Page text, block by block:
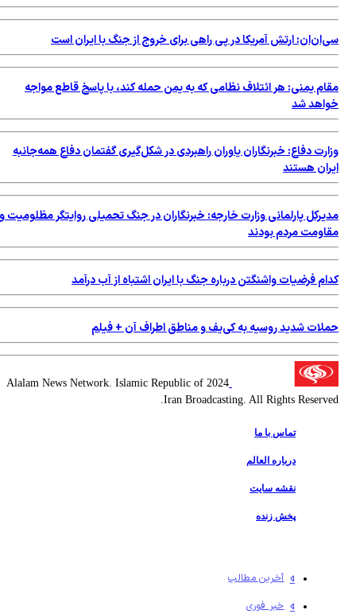
سی‌ان‌ان: ارتش آمریکا در پی راهی برای خروج از جنگ با ایران است
مقام یمنی: هر ائتلاف نظامی که به یمن حمله کند، با پاسخ قاطع مواجه
خواهد شد
وزارت دفاع: خبرنگاران یاوران راهبردی در شکل‌گیری گفتمان دفاع همه‌جانبه
ایران هستند
مدیرکل پارلمانی وزارت خارجه: خبرنگاران در جنگ تحمیلی روایتگر مظلومیت و
مقاومت مردم بودند
کدام فرضیات واشنگتن درباره جنگ با ایران اشتباه از آب درآمد
حملات شدید روسیه به کی‌یف و مناطق اطراف آن + فیلم
2024 Alalam News Network. Islamic Republic of
Iran Broadcasting. All Rights Reserved.
تماس با ما
درباره العالم
نقشه سایت
پخش زنده
آخرین مطالب
خبر فوری